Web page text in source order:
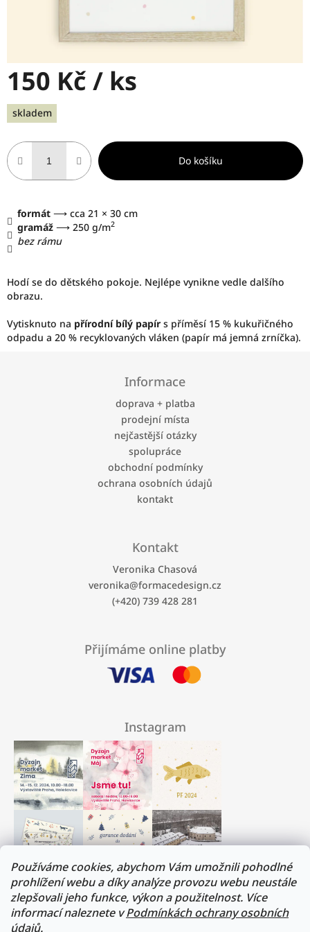
Používáme cookies, abychom Vám umožnili pohodlné
prohlížení webu a díky analýze provozu webu neustále
zlepšovali jeho funkce, výkon a použitelnost. Více
informací naleznete v Podmínkách ochrany osobních
údajů.
Milí přátelé, musíme si trochu odpočinout :)
V termínu 17. - 31.července budeme na dovolené.
150 Kč / ks
Měrná
cena:
skladem
Do košíku
formát ⟶ cca 21 × 30 cm
gramáž ⟶ 250 g/m2
bez rámu
Hodí se do dětského pokoje. Nejlépe vynikne vedle dalšího
obrazu.
Vytisknuto na přírodní bílý papír s příměsí 15 % kukuřičného
odpadu a 20 % recyklovaných vláken (papír má jemná zrníčka).
Informace
doprava + platba
prodejní místa
nejčastější otázky
spolupráce
obchodní podmínky
ochrana osobních údajů
kontakt
Kontakt
Veronika Chasová
veronika@formacedesign.cz
(+420) 739 428 281
Přijímáme online platby
Instagram